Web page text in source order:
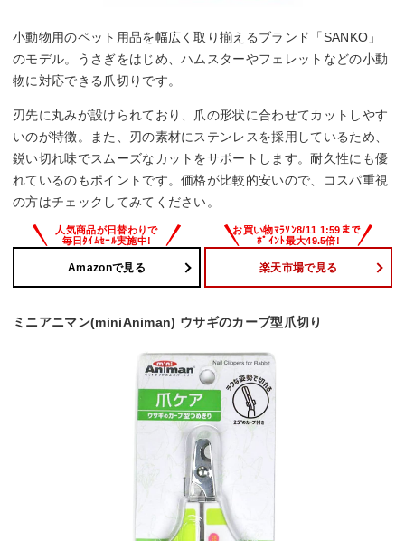
小動物用のペット用品を幅広く取り揃えるブランド「SANKO」
のモデル。うさぎをはじめ、ハムスターやフェレットなどの小動
物に対応できる爪切りです。
刃先に丸みが設けられており、爪の形状に合わせてカットしやす
いのが特徴。また、刃の素材にステンレスを採用しているため、
鋭い切れ味でスムーズなカットをサポートします。耐久性にも優
れているのもポイントです。価格が比較的安いので、コスパ重視
の方はチェックしてみてください。
Amazonで見る 楽天市場で見る
ミニアニマン(miniAniman) ウサギのカーブ型爪切り